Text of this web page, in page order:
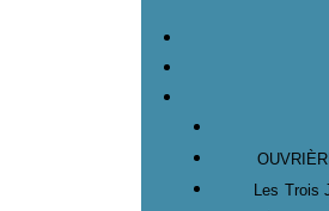
Les Trois